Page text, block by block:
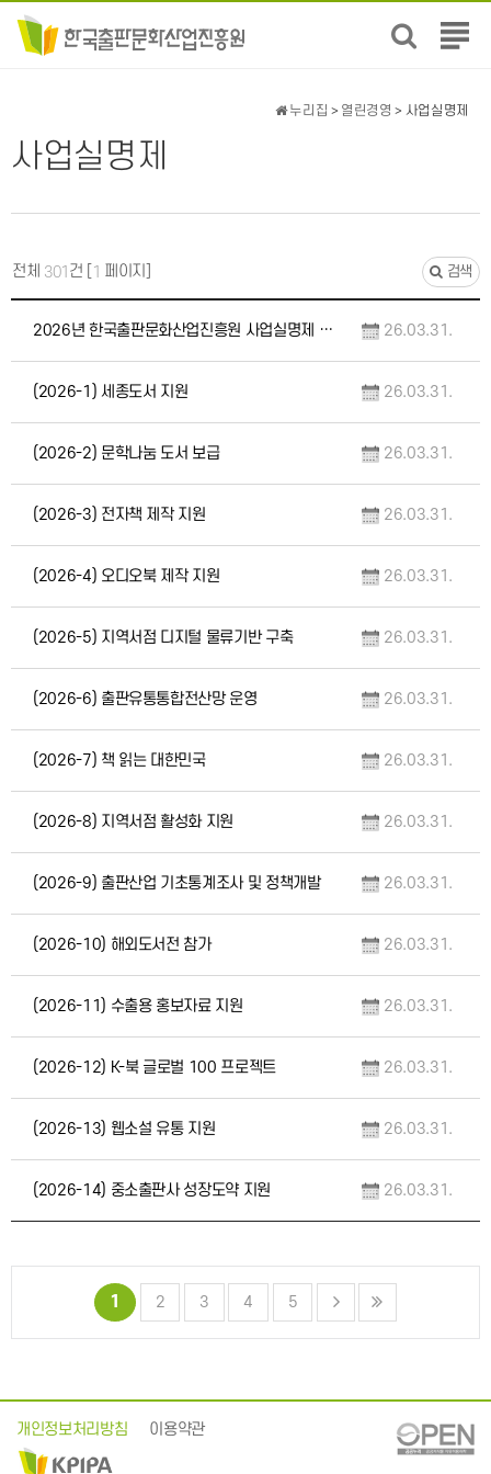
전
뉴
사업실명제
누리집 > 열린경영 > 사업실명제
전체 301건 [ 1 페이지] 검색
2026년 한국출판문화산업진흥원 사업실명제 대상사업 선정기준 및 현황 26.03.31.
(2026-1) 세종도서 지원 26.03.31.
(2026-2) 문학나눔 도서 보급 26.03.31.
(2026-3) 전자책 제작 지원 26.03.31.
(2026-4) 오디오북 제작 지원 26.03.31.
(2026-5) 지역서점 디지털 물류기반 구축 26.03.31.
(2026-6) 출판유통통합전산망 운영 26.03.31.
(2026-7) 책 읽는 대한민국 26.03.31.
(2026-8) 지역서점 활성화 지원 26.03.31.
(2026-9) 출판산업 기초통계조사 및 정책개발 26.03.31.
(2026-10) 해외도서전 참가 26.03.31.
(2026-11) 수출용 홍보자료 지원 26.03.31.
(2026-12) K-북 글로벌 100 프로젝트 26.03.31.
(2026-13) 웹소설 유통 지원 26.03.31.
(2026-14) 중소출판사 성장도약 지원 26.03.31.
1 2 3 4 5
개인정보처리방침 이용약관